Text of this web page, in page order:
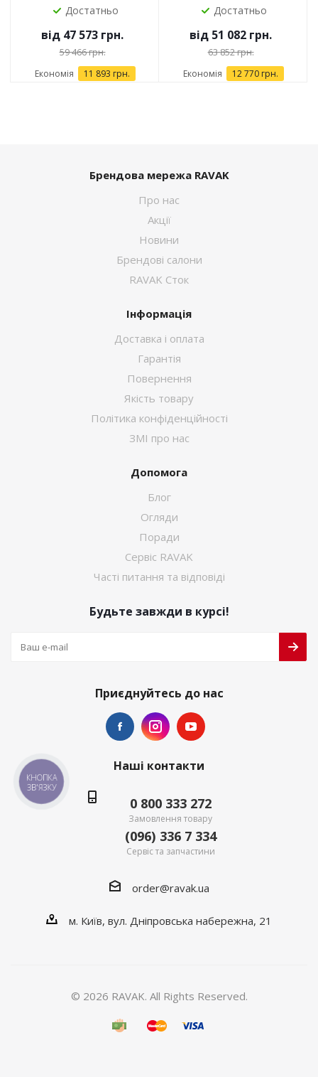
Достатньо
від 47 573 грн.
59 466 грн.
Економія 11 893 грн.
Достатньо
від 51 082 грн.
63 852 грн.
Економія 12 770 грн.
Брендова мережа RAVAK
Про нас
Акції
Новини
Брендові салони
RAVAK Сток
Інформація
Доставка і оплата
Гарантія
Повернення
Якість товару
Політика конфіденційності
ЗМІ про нас
Допомога
Блог
Огляди
Поради
Сервіс RAVAK
Часті питання та відповіді
Будьте завжди в курсі!
Приєднуйтесь до нас
Наші контакти
0 800 333 272
Замовлення товару
(096) 336 7 334
Сервіс та запчастини
order@ravak.ua
м. Київ, вул. Дніпровська набережна, 21
© 2026 RAVAK. All Rights Reserved.
КНОПКА
ЗВ'ЯЗКУ